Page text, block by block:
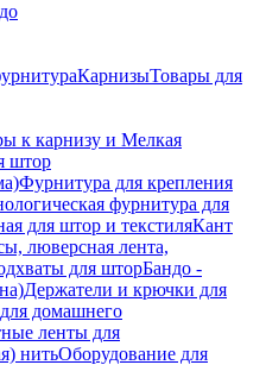
КарнизыТовары для
к карнизу и Мелкая
штор
Фурнитура для крепления
фурнитура для
для штор и текстиляКант
люверсная лента,
для шторБандо -
Держатели и крючки для
домашнего
ленты для
нитьОборудование для